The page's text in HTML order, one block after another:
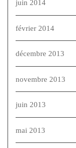
juin 2014
février 2014
décembre 2013
novembre 2013
juin 2013
mai 2013